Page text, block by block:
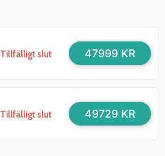
Tillfälligt slut 47999 KR
Tillfälligt slut 49729 KR